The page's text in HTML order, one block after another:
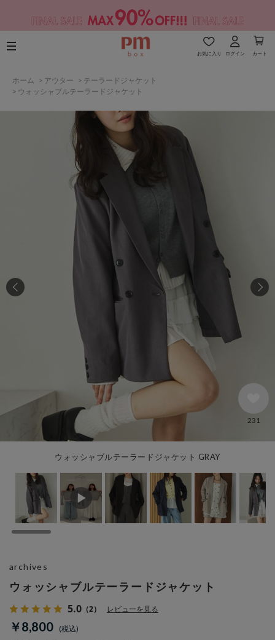
お気に入り ログイン カート
ホーム > アウター > テーラードジャケット
> ウォッシャブルテーラードジャケット
ウォッシャブルテーラードジャケット GRAY
231
ウォッシャブルテーラードジャケット
5.0 （2） レビューを見る
￥8,800
archives